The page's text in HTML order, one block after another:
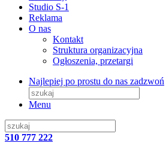
Studio S-1
Reklama
O nas
Kontakt
Struktura organizacyjna
Ogłoszenia, przetargi
Najlepiej po prostu do nas zadzwoń
Menu
510 777 222